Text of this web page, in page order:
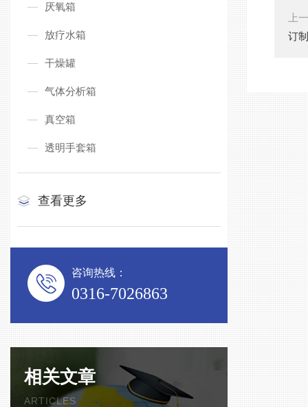
厌氧箱
放疗水箱
干燥罐
气体分析箱
真空箱
透明手套箱
查看更多
咨询热线：
0316-7026863
相关文章
ARTICLES
上
订